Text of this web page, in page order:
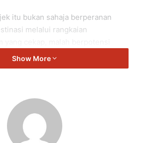
itu bukan sahaja berperanan
melalui rangkaian
ekonomi dan mewujudkan
strategi Rail Plus Property, THE
satu lagi langkah penting dalam
ekosistem pengangkutan awam yang
destinasi, malah
Show More